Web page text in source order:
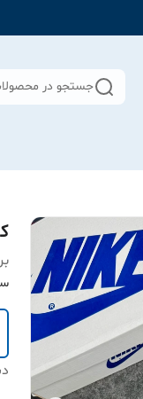
جستجو در